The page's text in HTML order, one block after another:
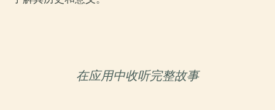
在应用中收听完整故事